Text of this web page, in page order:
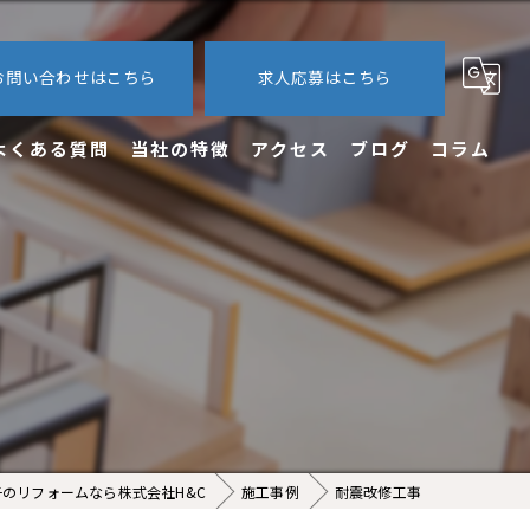
問い合わせはこちら 求人応募はこちら
くある質問 当社の特徴
内装
外装
アクセス ブログ コラム
リフォームなら株式会社H&C 施工事例 耐震改修工事